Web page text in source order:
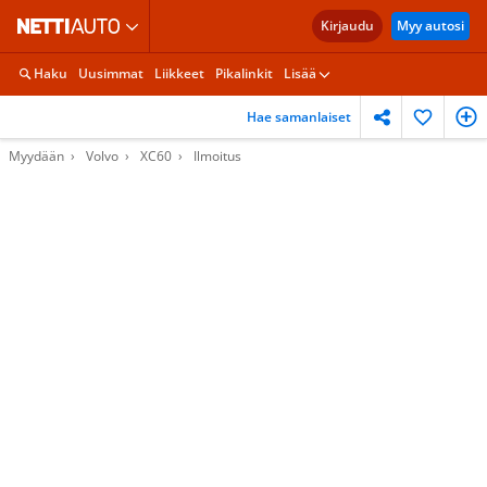
Kirjaudu Myy autosi
Haku Uusimmat Liikkeet Pikalinkit Lisää
Hae samanlaiset
Myydään Volvo XC60 Ilmoitus